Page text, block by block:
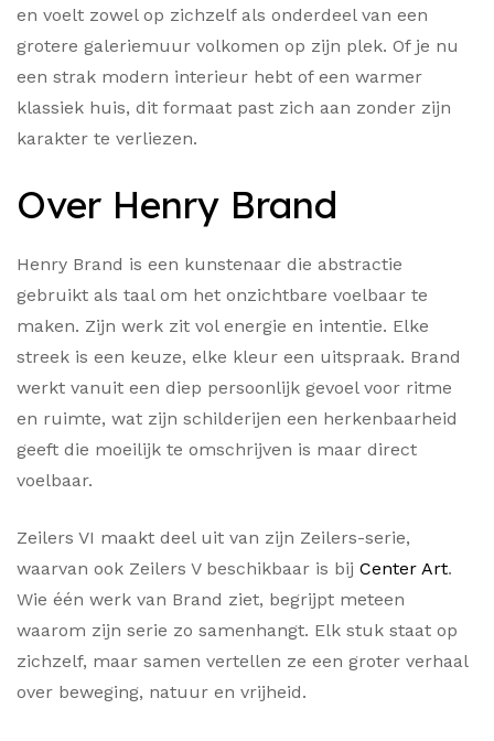
en voelt zowel op zichzelf als onderdeel van een
grotere galeriemuur volkomen op zijn plek. Of je nu
een strak modern interieur hebt of een warmer
klassiek huis, dit formaat past zich aan zonder zijn
karakter te verliezen.
Over Henry Brand
Henry Brand is een kunstenaar die abstractie
gebruikt als taal om het onzichtbare voelbaar te
maken. Zijn werk zit vol energie en intentie. Elke
streek is een keuze, elke kleur een uitspraak. Brand
werkt vanuit een diep persoonlijk gevoel voor ritme
en ruimte, wat zijn schilderijen een herkenbaarheid
geeft die moeilijk te omschrijven is maar direct
voelbaar.
Zeilers VI maakt deel uit van zijn Zeilers-serie,
waarvan ook Zeilers V beschikbaar is bij Center Art.
Wie één werk van Brand ziet, begrijpt meteen
waarom zijn serie zo samenhangt. Elk stuk staat op
zichzelf, maar samen vertellen ze een groter verhaal
over beweging, natuur en vrijheid.